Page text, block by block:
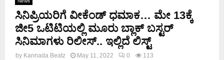
ಸಿನಿಪ್ರಿಯರಿಗೆ ವೀಕೆಂಡ್ ಧಮಾಕ… ಮೇ 13ಕ್ಕೆ
ಜೀ5 ಒಟಿಟಿಯಲ್ಲಿ ಮೂರು ಬ್ಲಾಕ್ ಬಸ್ಟರ್
ಸಿನಿಮಾಗಳು ರಿಲೀಸ್.. ಇಲ್ಲಿದೆ ಲಿಸ್ಟ್
by Kannada Beatz May 11, 2022 0 113